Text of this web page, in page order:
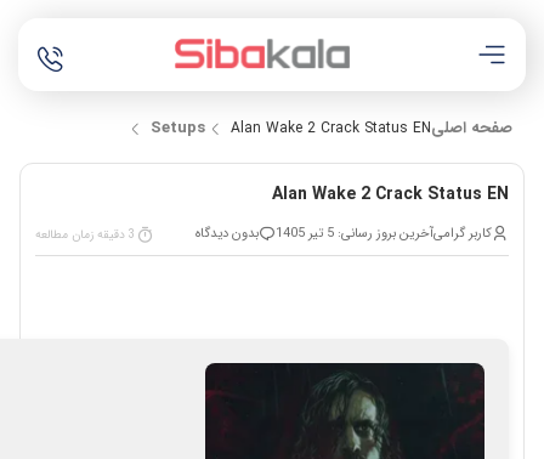
صفحه اصلی Setups Alan Wake 2 Crack Status EN
Alan Wake 2 Crack Status EN
کاربر گرامیآخرین بروز رسانی: 5 تیر 1405 بدون دیدگاه 3 دقیقه زمان مطالعه